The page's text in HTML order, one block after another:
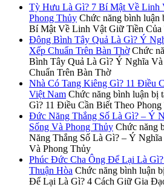
Tỳ Hưu Là Gì? 7 Bí Mật Về Linh
Phong Thủy Chức năng bình luận
Bí Mật Về Linh Vật Giữ Tiền Của
Đông Bình Tây Quả Là Gì? Ý
Xếp Chuẩn Trên Bàn Thờ Chức
Bình Tây Quả Là Gì? Ý Nghĩa
Chuẩn Trên Bàn Thờ
Nhà Có Tang Kiêng Gì? 11 Điều
Việt Nam Chức năng bình luận bị
Gì? 11 Điều Cần Biết Theo
Đức Năng Thắng Số Là Gì? – Ý
Sống Và Phong Thủy Chức năng
Năng Thắng Số Là Gì? – Ý
Và Phong Thủy
Phúc Đức Cha Ông Để Lại Là
Thuận Hòa Chức năng bình luận
Để Lại Là Gì? 4 Cách Giữ Gia